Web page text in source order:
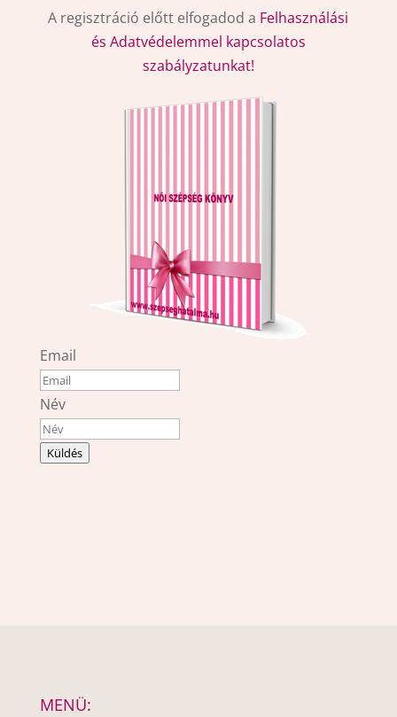
A regisztráció előtt elfogadod a Felhasználási
és Adatvédelemmel kapcsolatos
szabályzatunkat!
Email
Név
Küldés
MENÜ: